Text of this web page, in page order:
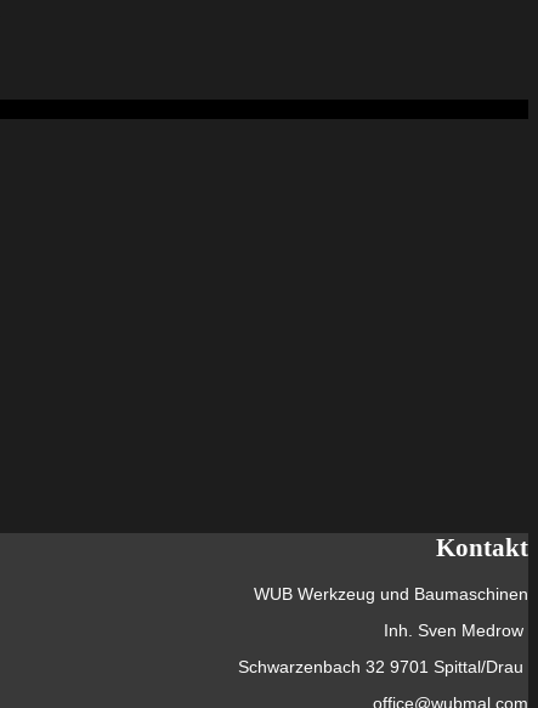
Kontakt
WUB Werkzeug und Baumaschinen
Inh. Sven Medrow
Schwarzenbach 32 9701 Spittal/Drau
office@wubmal.com